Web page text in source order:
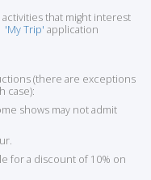
that might interest
'My Trip' application
(there are exceptions
case):
shows may not admit
for a discount of 10% on